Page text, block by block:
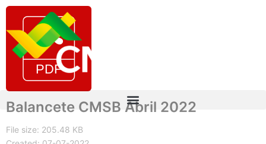
Balancete CMSB Abril 2022
File size: 205.48 KB